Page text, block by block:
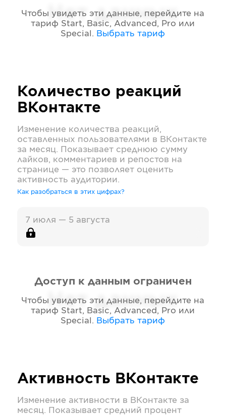
Нет данных
Чтобы увидеть эти данные, перейдите на
тариф Start, Basic, Advanced, Pro или
Special . Выбрать тариф
Количество реакций
ВКонтакте
Изменение количества реакций,
оставленных пользователями в ВКонтакте
за месяц. Показывает среднюю сумму
лайков, комментариев и репостов на
странице — это позволяет оценить
активность аудитории.
Как разобраться в этих цифрах?
7 июля — 5 августа
Нет данных
Доступ к данным ограничен
Чтобы увидеть эти данные, перейдите на
тариф Start, Basic, Advanced, Pro или
Special . Выбрать тариф
Активность ВКонтакте
Изменение активности в ВКонтакте за
месяц. Показывает средний процент